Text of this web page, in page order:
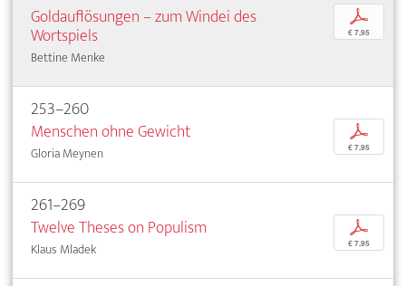
Goldauflösungen – zum Windei des
Wortspiels
Bettine Menke
p
€ 7,95
253–260
Menschen ohne Gewicht
Gloria Meynen
p
€ 7,95
261–269
Twelve Theses on Populism
Klaus Mladek
p
€ 7,95